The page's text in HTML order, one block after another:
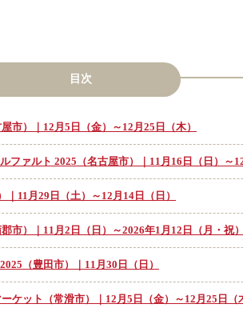
目次
市）｜12月5日（金）～12月25日（木）
ファルト 2025（名古屋市）｜11月16日（日）～
11月29日（土）～12月14日（日）
市）｜11月2日（日）～2026年1月12日（月・祝）
（豊田市）｜11月30日（日）
ケット（常滑市）｜12月5日（金）～12月25日（